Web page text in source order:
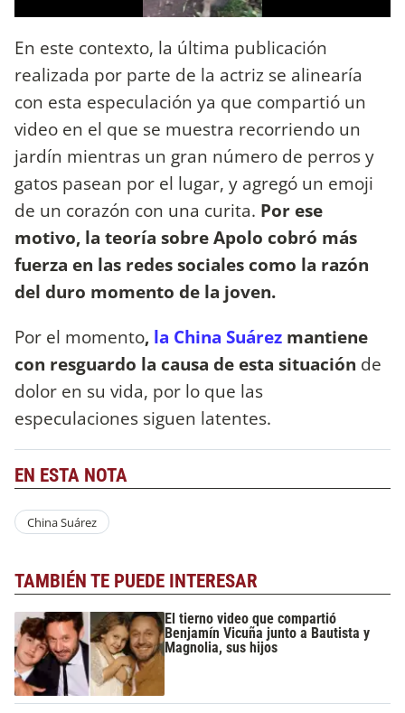
En este contexto, la última publicación
realizada por parte de la actriz se alinearía
con esta especulación ya que compartió un
video en el que se muestra recorriendo un
jardín mientras un gran número de perros y
gatos pasean por el lugar, y agregó un emoji
de un corazón con una curita. Por ese
motivo, la teoría sobre Apolo cobró más
fuerza en las redes sociales como la razón
del duro momento de la joven.
Por el momento, la China Suárez mantiene
con resguardo la causa de esta situación de
dolor en su vida, por lo que las
especulaciones siguen latentes.
EN ESTA NOTA
China Suárez
TAMBIÉN TE PUEDE INTERESAR
El tierno video que compartió
Benjamín Vicuña junto a Bautista y
Magnolia, sus hijos